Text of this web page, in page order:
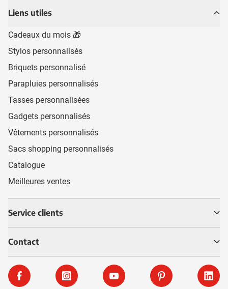
Liens utiles
Cadeaux du mois 🎁
Stylos personnalisés
Briquets personnalisé
Parapluies personnalisés
Tasses personnalisées
Gadgets personnalisés
Vêtements personnalisés
Sacs shopping personnalisés
Catalogue
Meilleures ventes
Service clients
Contact
Facebook Instagram YouTube Pinterest